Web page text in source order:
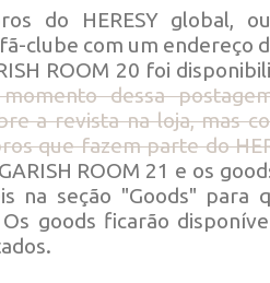
do HERESY global,
clube com um endereço
ROOM 20 foi
dessa
a revista na loja, mas
que fazem parte do
ROOM 21 e os
na seção "Goods" para
Os goods ficarão